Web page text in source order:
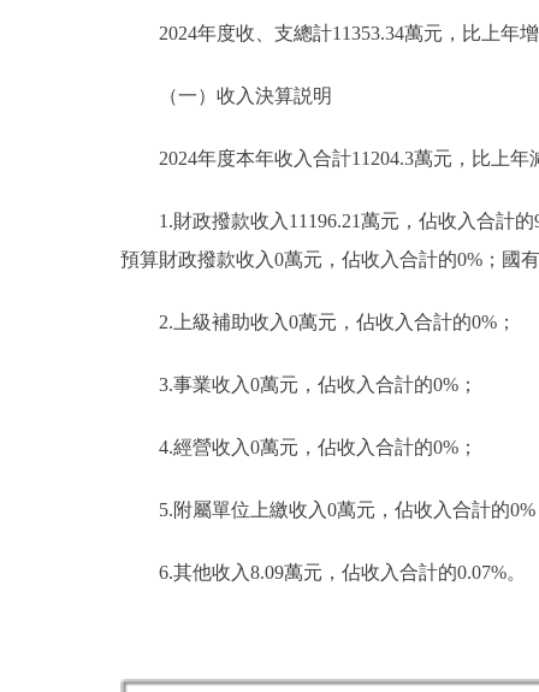
2024年度收、支總計11353.34萬元，比上年
（一）收入決算説明
2024年度本年收入合計11204.3萬元，比上年
1.財政撥款收入11196.21萬元，佔收入合計
預算財政撥款收入0萬元，佔收入合計的0%；國
2.上級補助收入0萬元，佔收入合計的0%；
3.事業收入0萬元，佔收入合計的0%；
4.經營收入0萬元，佔收入合計的0%；
5.附屬單位上繳收入0萬元，佔收入合計的
6.其他收入8.09萬元，佔收入合計的0.07%。